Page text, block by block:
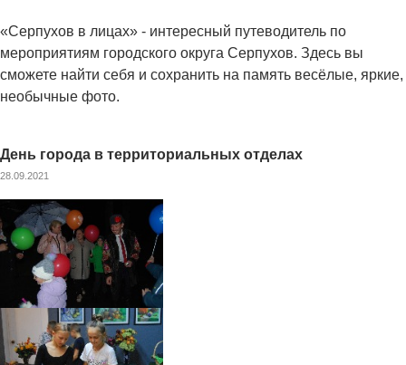
«Серпухов в лицах» - интересный путеводитель по
мероприятиям городского округа Серпухов. Здесь вы
сможете найти себя и сохранить на память весёлые, яркие,
необычные фото.
День города в территориальных отделах
28.09.2021